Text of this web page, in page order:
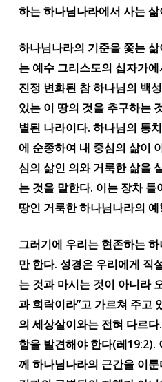
하는 하나님나라에서 사는 삶
하나님나라의 기준을 쫓는
는 예수 그리스도의 십자가
진정 변화된 참 하나님의 백
있는 이 땅의 것을 추구하는
별된 나라이다. 하나님의 통
에 순종하여 내 중심의 삶이
심의 삶인 의와 거룩한 삶을
는 것을 말한다. 이는 장차
땅인 거룩한 하나님나라의
그러기에 우리는 현존하는
만 한다. 성경은 우리에게 직
는 것과 마시는 것이 아니라
과 희락이라”고 가르쳐 주고
의 세상살이와는 전혀 다르
함을 발견해야 한다(레19:2).
께 하나님나라의 근간을 이